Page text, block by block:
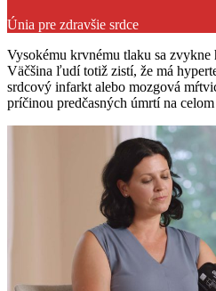
Únia pre zdravšie srdce
Vysokému krvnému tlaku sa
Väčšina ľudí totiž zistí, že má
srdcový infarkt alebo mozgová
príčinou predčasných úmrtí na celom